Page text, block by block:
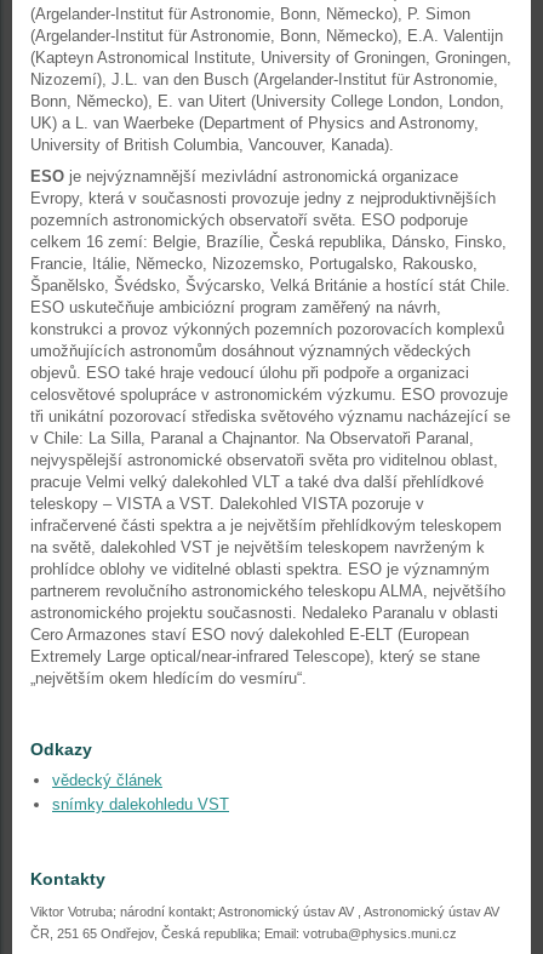
(Argelander-Institut für Astronomie, Bonn, Německo), P. Simon
(Argelander-Institut für Astronomie, Bonn, Německo), E.A. Valentijn
(Kapteyn Astronomical Institute, University of Groningen, Groningen,
Nizozemí), J.L. van den Busch (Argelander-Institut für Astronomie,
Bonn, Německo), E. van Uitert (University College London, London,
UK) a L. van Waerbeke (Department of Physics and Astronomy,
University of British Columbia, Vancouver, Kanada).
ESO je nejvýznamnější mezivládní astronomická organizace
Evropy, která v současnosti provozuje jedny z nejproduktivnějších
pozemních astronomických observatoří světa. ESO podporuje
celkem 16 zemí: Belgie, Brazílie, Česká republika, Dánsko, Finsko,
Francie, Itálie, Německo, Nizozemsko, Portugalsko, Rakousko,
Španělsko, Švédsko, Švýcarsko, Velká Británie a hostící stát Chile.
ESO uskutečňuje ambiciózní program zaměřený na návrh,
konstrukci a provoz výkonných pozemních pozorovacích komplexů
umožňujících astronomům dosáhnout významných vědeckých
objevů. ESO také hraje vedoucí úlohu při podpoře a organizaci
celosvětové spolupráce v astronomickém výzkumu. ESO provozuje
tři unikátní pozorovací střediska světového významu nacházející se
v Chile: La Silla, Paranal a Chajnantor. Na Observatoři Paranal,
nejvyspělejší astronomické observatoři světa pro viditelnou oblast,
pracuje Velmi velký dalekohled VLT a také dva další přehlídkové
teleskopy – VISTA a VST. Dalekohled VISTA pozoruje v
infračervené části spektra a je největším přehlídkovým teleskopem
na světě, dalekohled VST je největším teleskopem navrženým k
prohlídce oblohy ve viditelné oblasti spektra. ESO je významným
partnerem revolučního astronomického teleskopu ALMA, největšího
astronomického projektu současnosti. Nedaleko Paranalu v oblasti
Cero Armazones staví ESO nový dalekohled E-ELT (European
Extremely Large optical/near-infrared Telescope), který se stane
„největším okem hledícím do vesmíru“.
Odkazy
vědecký článek
snímky dalekohledu VST
Kontakty
Viktor Votruba; národní kontakt; Astronomický ústav AV , Astronomický ústav AV
ČR, 251 65 Ondřejov, Česká republika; Email: votruba@physics.muni.cz